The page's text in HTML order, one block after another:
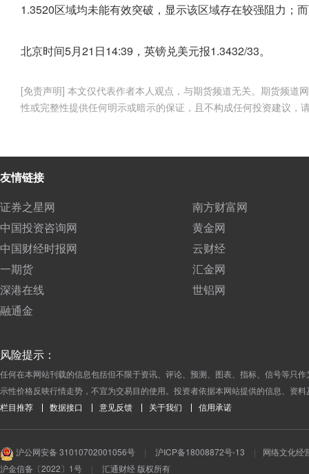
1.3520区域均未能有效突破，显示该区域存在较强阻力；
北京时间5月21日14:39，英镑兑美元报1.3432/33。
[免责声明] 本文仅代表作者本人观点，与期货频道无关。期货频道
性或完整性提供任何明示或暗示的保证，且不构成任何投资建议，
友情链接
证券之星网
南方财富网
中国投资咨询网
黄金网
中国财经时报网
云财经
一期货
汇金网
深港在线
世铝网
融通金
风险提示：
任何在本网站刊载的信息包括但不限于资讯、评论、预测、图表、指标、信号等只
示性价格反映行情走势，不宜为交易目的使用。投资者依据本网站提供的信息、资
栏目推荐
数据接口 意见反馈 关于我们 信用承诺
沪公网安备 31010702001056号 | 沪ICP备18008872号-13 |
网络文化经
沪金信备〔2022〕1号
| 汇通财经 版权所有